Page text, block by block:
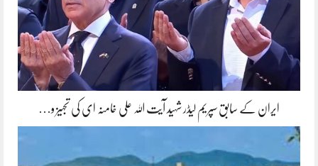
ایران کے سابق سپریم لیڈر شہید آیت اللہ علی خامنہ ای کی تجہیز و…